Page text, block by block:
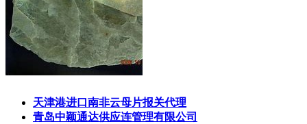
天津港进口南非云母片报关代理
青岛中颖通达供应连管理有限公司